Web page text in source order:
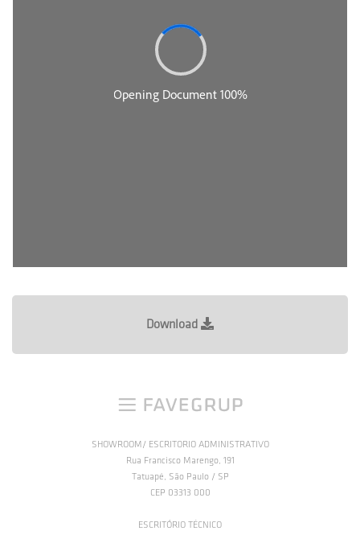
Download
SHOWROOM/ ESCRITORIO ADMINISTRATIVO
Rua Francisco Marengo, 191
Tatuapé, São Paulo / SP
CEP 03313 000
ESCRITÓRIO TÉCNICO